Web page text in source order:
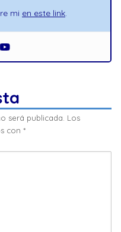
mi en este link.
será publicada. Los
con *